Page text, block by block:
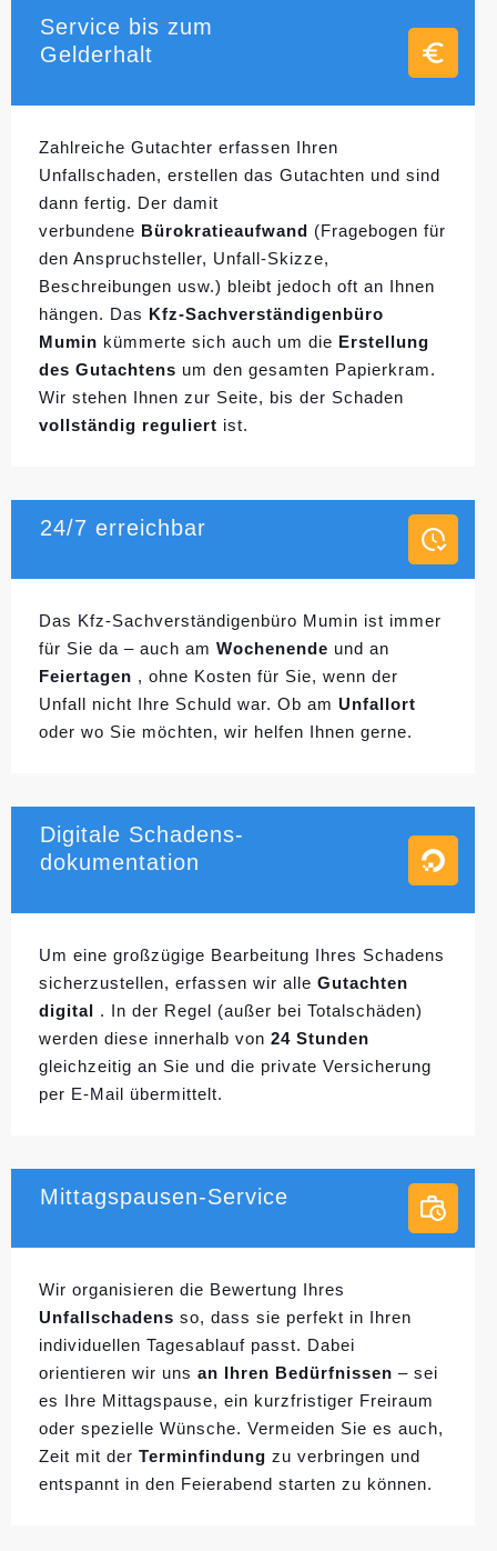
Service bis zum
Gelderhalt
Zahlreiche Gutachter erfassen Ihren
Unfallschaden, erstellen das Gutachten und sind
dann fertig. Der damit
verbundene Bürokratieaufwand (Fragebogen für
den Anspruchsteller, Unfall-Skizze,
Beschreibungen usw.) bleibt jedoch oft an Ihnen
hängen. Das Kfz-Sachverständigenbüro
Mumin kümmerte sich auch um die Erstellung
des Gutachtens um den gesamten Papierkram.
Wir stehen Ihnen zur Seite, bis der Schaden
vollständig reguliert ist.
24/7 erreichbar
Das Kfz-Sachverständigenbüro Mumin ist immer
für Sie da – auch am Wochenende und an
Feiertagen , ohne Kosten für Sie, wenn der
Unfall nicht Ihre Schuld war. Ob am Unfallort
oder wo Sie möchten, wir helfen Ihnen gerne.
Digitale Schadens-
dokumentation
Um eine großzügige Bearbeitung Ihres Schadens
sicherzustellen, erfassen wir alle Gutachten
digital . In der Regel (außer bei Totalschäden)
werden diese innerhalb von 24 Stunden
gleichzeitig an Sie und die private Versicherung
per E-Mail übermittelt.
Mittagspausen-Service
Wir organisieren die Bewertung Ihres
Unfallschadens so, dass sie perfekt in Ihren
individuellen Tagesablauf passt. Dabei
orientieren wir uns an Ihren Bedürfnissen – sei
es Ihre Mittagspause, ein kurzfristiger Freiraum
oder spezielle Wünsche. Vermeiden Sie es auch,
Zeit mit der Terminfindung zu verbringen und
entspannt in den Feierabend starten zu können.